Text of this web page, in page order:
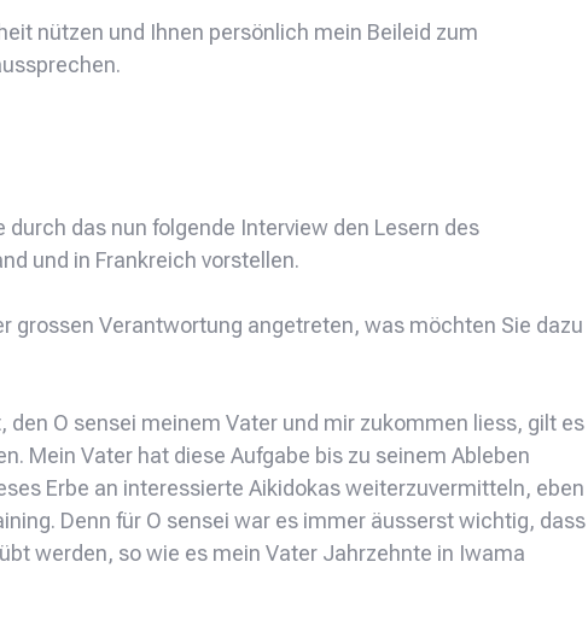
nützen und Ihnen persönlich mein Beileid zum
das nun folgende Interview den Lesern des
und in Frankreich vorstellen.
grossen Verantwortung angetreten, was möchten Sie dazu
den O sensei meinem Vater und mir zukommen liess, gilt es
Mein Vater hat diese Aufgabe bis zu seinem Ableben
Erbe an interessierte Aikidokas weiterzuvermitteln, eben
Denn für O sensei war es immer äusserst wichtig, dass
werden, so wie es mein Vater Jahrzehnte in Iwama